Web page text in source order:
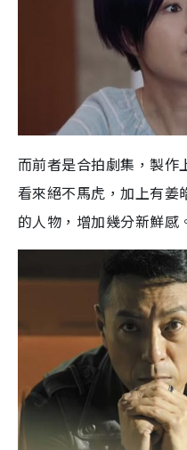
而前者是合拍劇集，製作
看來絕不馬虎，加上有姜
的人物，增加幾分新鮮感